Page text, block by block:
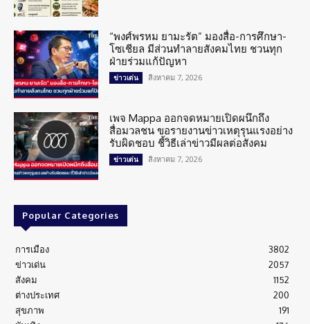
“พงศ์พรหม ยามะรัต” มองสื่อ-การศึกษา-
โซเชียล มีส่วนทำลายสังคมไทย ชวนทุก
ฝ่ายร่วมแก้ปัญหา
ข่าวเด่น สิงหาคม 7, 2026
เพจ Mappa ออกจดหมายเปิดผนึกถึง
สื่อมวลชน ขอรายงานข่าวเหตุรุนแรงอย่าง
รับผิดชอบ ชี้วิธีเล่าข่าวมีผลต่อสังคม
ข่าวเด่น สิงหาคม 7, 2026
Popular Categories
การเมือง
3802
ข่าวเด่น
2057
สังคม
1152
ต่างประเทศ
200
สุขภาพ
191